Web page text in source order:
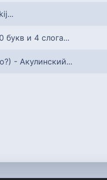
букв и 4 слога...
- Акулинский...